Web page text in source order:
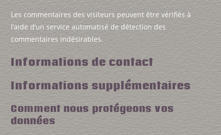
Les commentaires des visiteurs peuvent être vérifiés à
l’aide d’un service automatisé de détection des
commentaires indésirables.
Informations de contact
Informations supplémentaires
Comment nous protégeons vos
données